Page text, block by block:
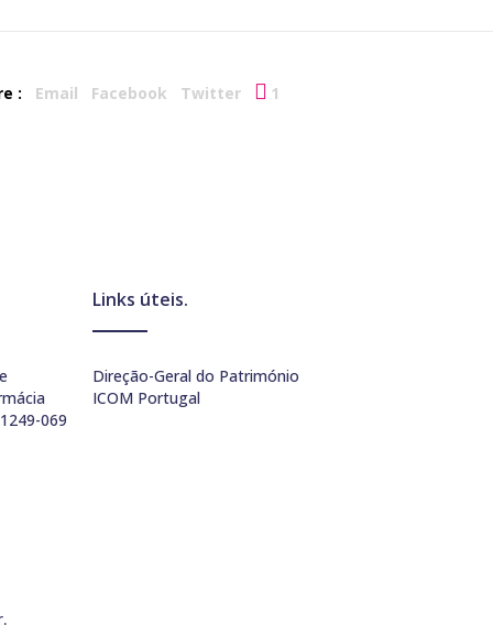
: Email Facebook Twitter 1
069
Links úteis.
Direção-Geral do Património
ICOM Portugal